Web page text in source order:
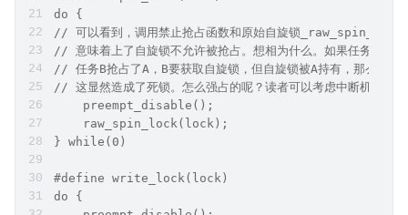
do {
// 可以看到，调用禁止抢占函数和原始自旋锁_raw_spin_lock
// 意味着上了自旋锁不允许被抢占。想相为什么。如果任务A持有
// 任务B抢占了A，B要获取自旋锁，但自旋锁被A持有，那么B只
// 这显然造成了死锁。怎么强占的呢？读者可以考虑中断机制和
    preempt_disable();
    raw_spin_lock(lock);
} while(0)
#define write_lock(lock)
do {